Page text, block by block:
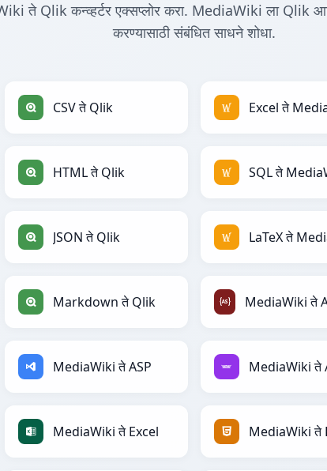
ते Qlik कन्व्हर्टर एक्सप्लोर करा. MediaWiki ला Qlik
करण्यासाठी संबंधित साधने शोधा.
CSV ते Qlik Excel ते
HTML ते Qlik SQL ते
JSON ते Qlik LaTeX ते
Markdown ते Qlik
MediaWiki ते ASP MediaWiki ते
MediaWiki ते Excel MediaWiki ते